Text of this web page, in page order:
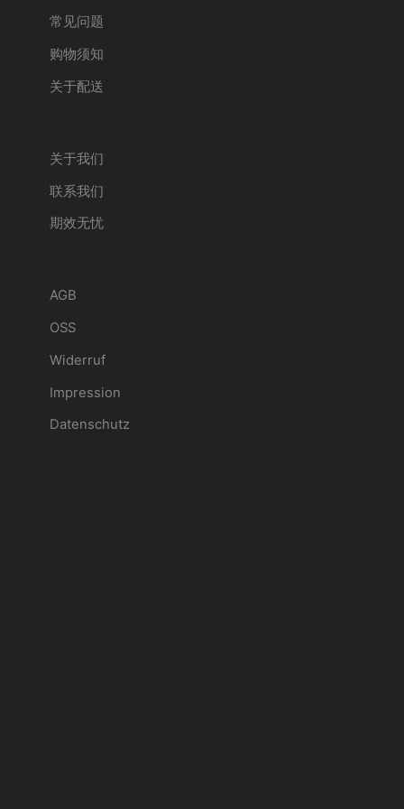
常见问题
购物须知
关于配送
关于我们
联系我们
期效无忧
AGB
OSS
Widerruf
Impression
Datenschutz